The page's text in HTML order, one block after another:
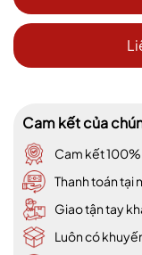
Cam kết của
Cam kết
Thanh toán tại
Giao tận tay
Luôn có